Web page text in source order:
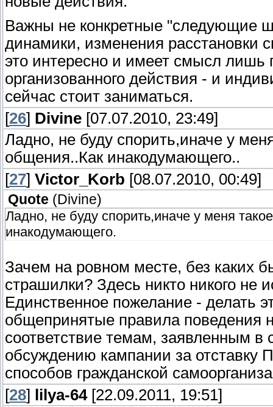
Важны не конкретные "следующие
динамики, изменения расстановки
это интересно и имеет смысл лишь
организованного действия - и
сейчас стоит заниматься.
[26] Divine [07.07.2010, 23:49]
Ладно, не буду спорить,иначе у
общения..Как инакодумающего..
[27] Victor_Korb [08.07.2010, 00:49]
Quote ( Divine)
Ладно, не буду спорить,иначе у меня
инакодумающего.
Зачем на ровном месте, без каких
страшилки? Здесь никто никого не
Единственное пожелание - делать
общепринятые правила поведения
соответствие темам, заявленным в
обсуждению кампании за отставку
способов гражданской
[28] lilya-64[22.09.2011, 19:51]